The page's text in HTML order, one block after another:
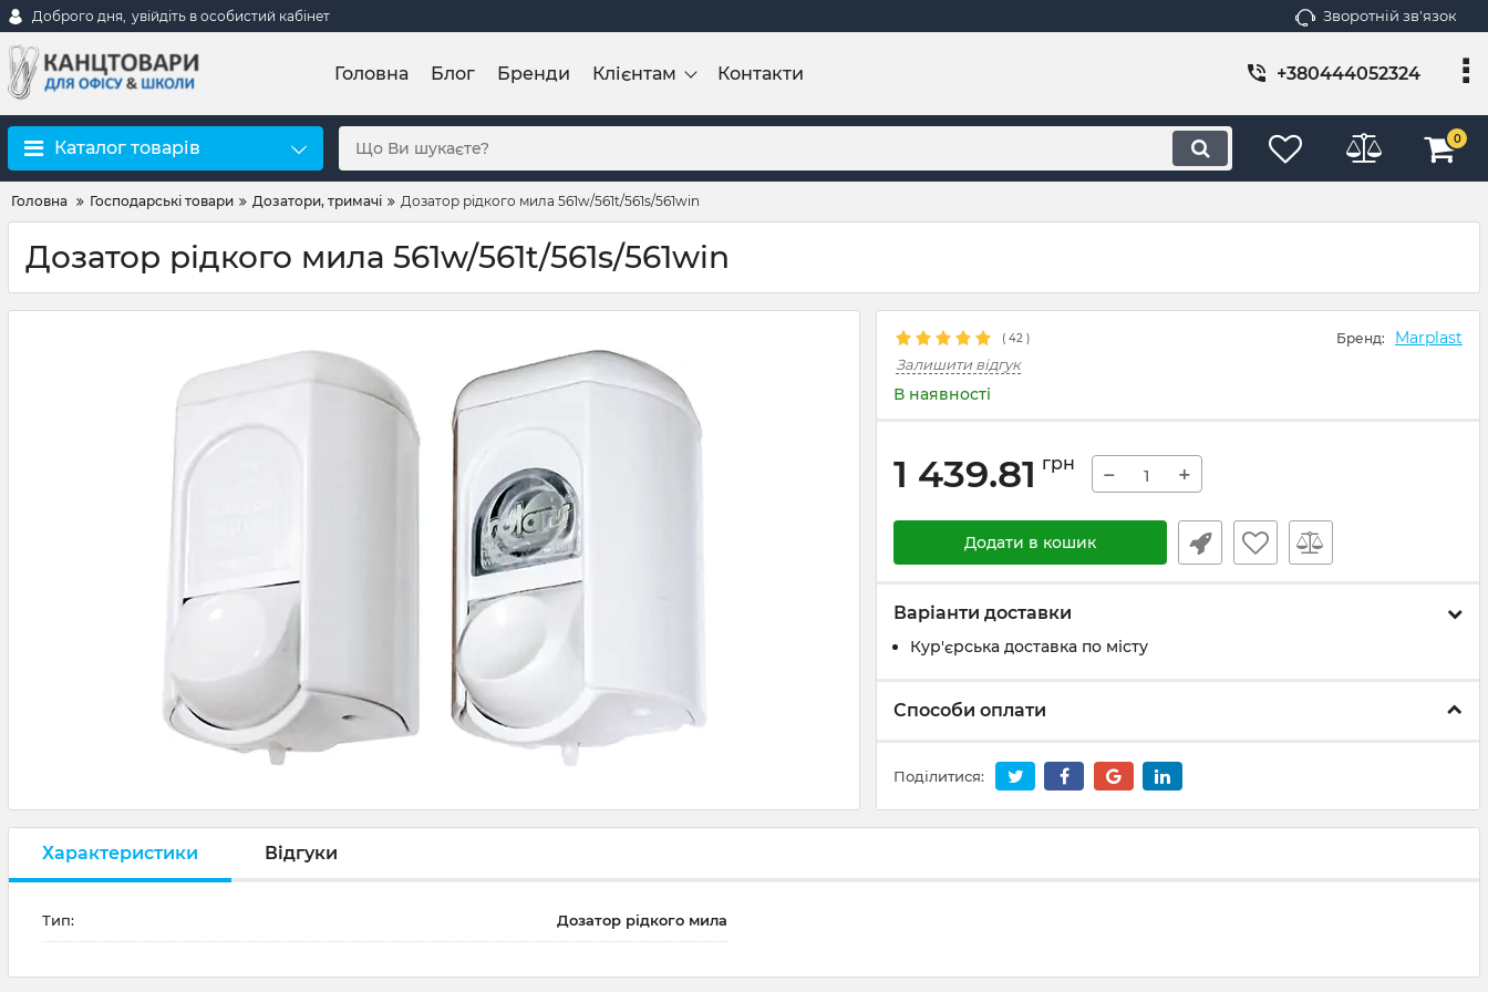
Доброго дня, увійдіть в особистий кабінет Зворотній зв'язок
Головна Блог Бренди Клієнтам Контакти +380444052324
Каталог товарів 0
Головна Господарські товари Дозатори, тримачі Дозатор рідкого мила 561w/561t/561s/561win
Дозатор рідкого мила 561w/561t/561s/561win
( 42 ) Бренд: Marplast
Залишити відгук
В наявності
1 439.81 грн − +
Додати в кошик
Варіанти доставки
Кур'єрська доставка по місту
Способи оплати
Поділитися:
Характеристики Відгуки
Тип: Дозатор рідкого мила